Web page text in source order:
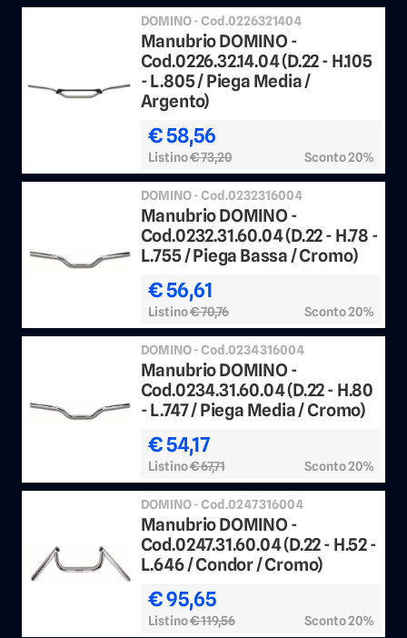
DOMINO - Cod.0226321404
Manubrio DOMINO -
Cod.0226.32.14.04 (D.22 - H.105
- L.805 / Piega Media /
Argento)
€ 58,56
Listino€ 73,20 Sconto 20%
DOMINO - Cod.0232316004
Manubrio DOMINO -
Cod.0232.31.60.04 (D.22 - H.78 -
L.755 / Piega Bassa / Cromo)
€ 56,61
Listino€ 70,76 Sconto 20%
DOMINO - Cod.0234316004
Manubrio DOMINO -
Cod.0234.31.60.04 (D.22 - H.80
- L.747 / Piega Media / Cromo)
€ 54,17
Listino€ 67,71 Sconto 20%
DOMINO - Cod.0247316004
Manubrio DOMINO -
Cod.0247.31.60.04 (D.22 - H.52 -
L.646 / Condor / Cromo)
€ 95,65
Listino€ 119,56 Sconto 20%